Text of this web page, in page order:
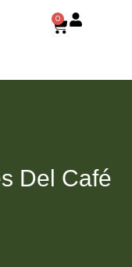
0
Del Café